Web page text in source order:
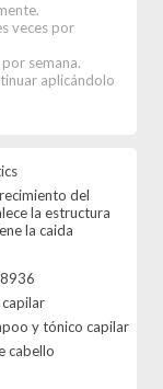
veces por
semana.
aplicándolo
del
la estructura
la caida
y tónico capilar
cabello